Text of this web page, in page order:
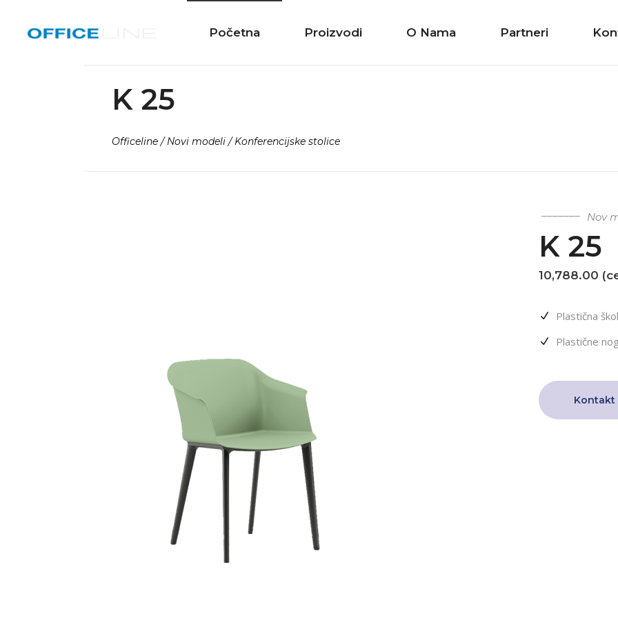
Početna Proizvodi O Nama Partneri
K 25
Officeline / Novi modeli / Konferencijske stolice
Nov
K 25
10,788.00
Plastična
Plastične
Kontakt